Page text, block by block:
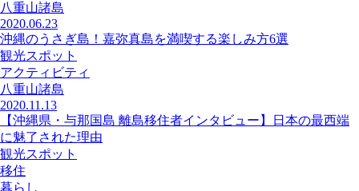
八重山諸島
2020.06.23
沖縄のうさぎ島！嘉弥真島を満喫する楽しみ方6選
観光スポット
アクティビティ
八重山諸島
2020.11.13
【沖縄県・与那国島 離島移住者インタビュー】日本の最西端
に魅了された理由
観光スポット
移住
暮らし